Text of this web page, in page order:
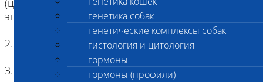
генетика собак
генетические комплексы собак
гистология и цитология
гормоны
гормоны (профили)
(цитрат натрия, К3ЭДТА, К2ЭДТА) , буккальный
эпителий
2. Копия родословной
3. Наличие клейма или чипа